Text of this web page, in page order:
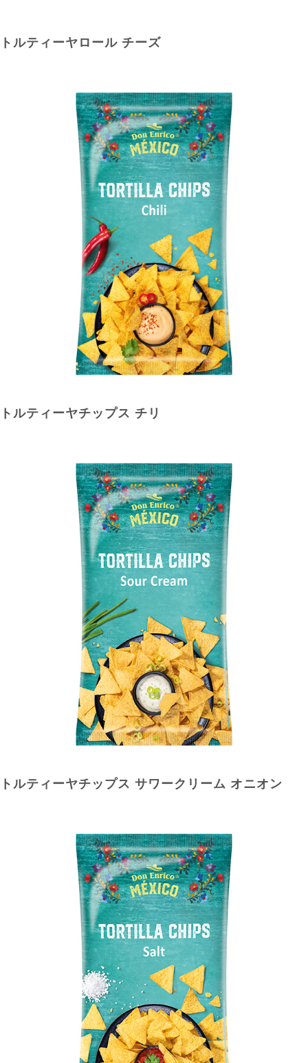
トルティーヤロール チーズ
トルティーヤチップス チリ
トルティーヤチップス サワークリーム オニオン